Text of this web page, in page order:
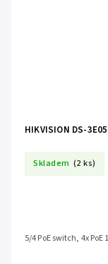
Skladem (2 ks)
5/4 PoE switch, 4x